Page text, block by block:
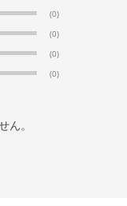
(0)
(0)
(0)
(0)
ん。